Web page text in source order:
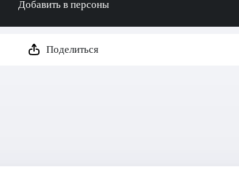
Добавить в персоны
Поделиться